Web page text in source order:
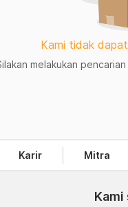
Kami tidak
melakukan
Karir Mitra
Kami